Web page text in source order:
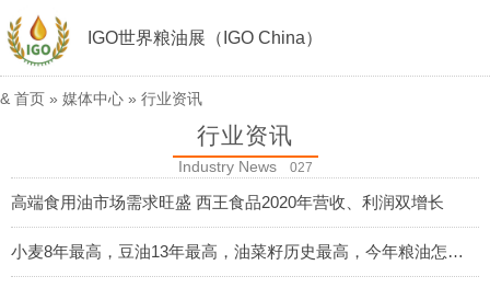
IGO世界粮油展（IGO China）
& 首页 » 媒体中心 » 行业资讯
行业资讯
Industry News 027
高端食用油市场需求旺盛 西王食品2020年营收、利润双增长
2021-04-30
小麦8年最高，豆油13年最高，油菜籽历史最高，今年粮油怎么了？